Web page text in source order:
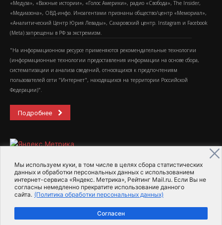
Мы используем куки, в том числе в целях сбора статистических
данных и обработки персональных данных с использованием
интернет-сервиса «Яндекс. Метрика», Рейтинг Mail.ru. Если Вы не
согласны немедленно прекратите использование данного
сайта. (Политика обработки персональных данных)
Согласен
«Медуза», «Важные истории», «Голос Америки», радио «Свобода», The Insider,
«Медиазона», ОВД-инфо. Иноагентами признаны общество/центр «Мемориал»,
«Аналитический Центр Юрия Левады», Сахаровский центр. Instagram и Facebook
(Metа) запрещены в РФ за экстремизм.
"На информационном ресурсе применяются рекомендательные технологии
(информационные технологии предоставления информации на основе сбора,
систематизации и анализа сведений, относящихся к предпочтениям
пользователей сети "Интернет", находящихся на территории Российской
Федерации)".
Подробнее
2015-2026- Информационное агентство МедиаПоток
Для справки Об издании
Пользовательское соглашение
Политика обработки персональных данных